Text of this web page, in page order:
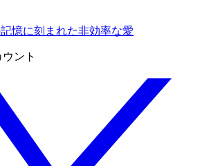
憶に刻まれた非効率な愛
ウント